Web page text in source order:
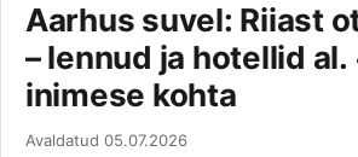
Aarhus suvel: Riiast
– lennud ja hotellid al.
inimese kohta
Avaldatud 05.07.2026